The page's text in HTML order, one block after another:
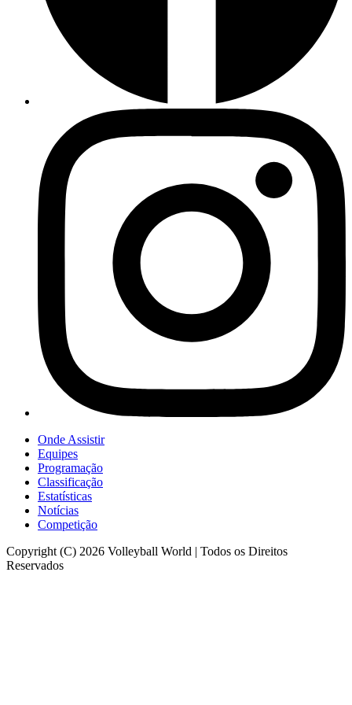
Onde Assistir
Equipes
Programação
Classificação
Estatísticas
Notícias
Competição
Copyright (C) 2026 Volleyball World | Todos os Direitos
Reservados